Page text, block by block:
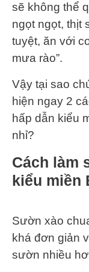
sẽ không thể
ngọt ngọt, thịt
tuyệt, ăn với
mưa rào”.
Vậy tại sao
hiện ngay 2
hấp dẫn kiểu
nhỉ?
Cách làm
kiểu miền
Sườn xào
khá đơn giản
sườn nhiều